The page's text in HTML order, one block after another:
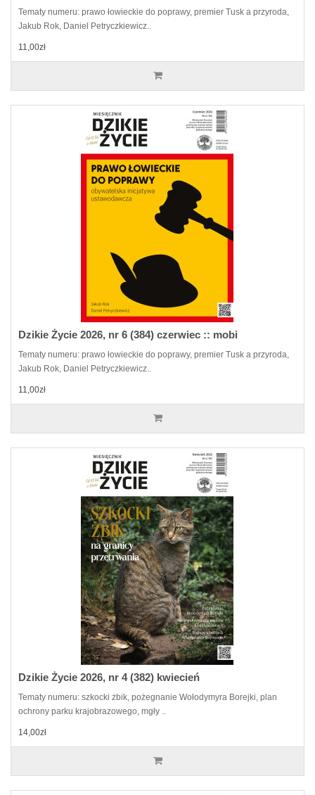
Tematy numeru: prawo łowieckie do poprawy, premier Tusk a przyroda,
Jakub Rok, Daniel Petryczkiewicz..
11,00zł
Dzikie Życie 2026, nr 6 (384) czerwiec :: mobi
Tematy numeru: prawo łowieckie do poprawy, premier Tusk a przyroda,
Jakub Rok, Daniel Petryczkiewicz..
11,00zł
Dzikie Życie 2026, nr 4 (382) kwiecień
Tematy numeru: szkocki żbik, pożegnanie Wołodymyra Borejki, plan
ochrony parku krajobrazowego, mgły ..
14,00zł